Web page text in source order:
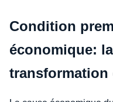
Condition
économique:
transformation